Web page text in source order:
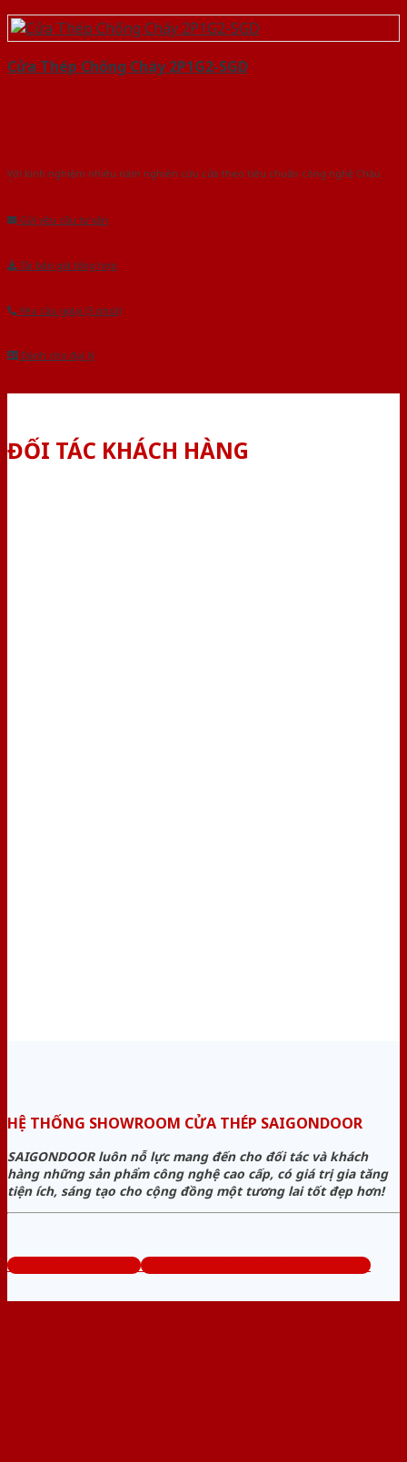
Cửa Thép Chống Cháy 2P1G2-SGD
Với kinh nghiệm nhiêu năm nghiên cứu cửa theo tiêu chuẩn công nghệ Châu
Gửi yêu cầu tư vấn
Tải báo giá tổng hợp
Yêu cầu gọi lại (3 phút)
Dành cho đại lý
ĐỐI TÁC KHÁCH HÀNG
HỆ THỐNG SHOWROOM CỬA THÉP SAIGONDOOR
SAIGONDOOR luôn nỗ lực mang đến cho đối tác và khách
hàng những sản phẩm công nghệ cao cấp, có giá trị gia tăng
tiện ích, sáng tạo cho cộng đồng một tương lai tốt đẹp hơn!
www.bancuathep.com Tổng đài tư vấn miễn phí: 0824.400.400